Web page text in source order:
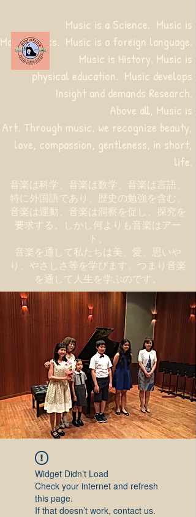
音楽は科学、音楽は数学、音楽は言語、
特に外国語であり、歴史の勉強を含む。
音楽は運動、音楽は洞察を促し、探究を
要求する。しかし何よりも音楽はアー
ト。
音楽を通して私たちは美、愛、思いや
り、やさしさ等を学びます。つまり音楽
を通して人生を学ぶのです。
Music is a Science. Music is
Mathematics. Music is a foreign language.
Music is History. Music is
physical education. Music develops
Insight and demands Research.
Above all, Music is
Art. Through music, we recognize beauty,
love, compassion, gentleness, in short,
life.
Widget Didn’t Load
Check your internet and refresh
this page.
If that doesn’t work, contact us.